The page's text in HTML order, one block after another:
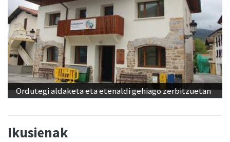
Ordutegi aldaketa eta etenaldi gehiago zerbitzuetan
Ikusienak